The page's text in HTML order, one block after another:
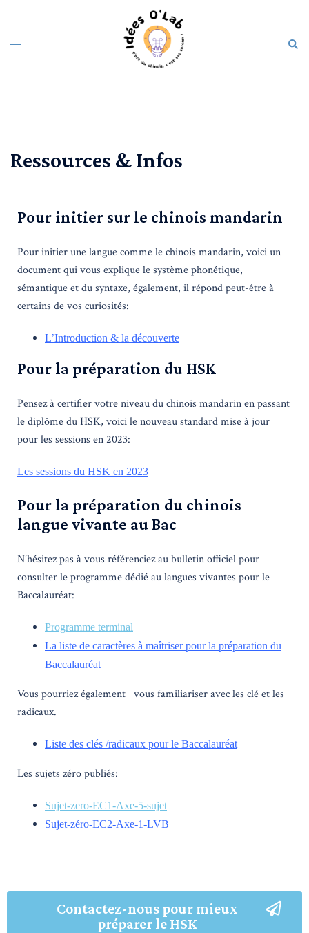
Ressources & Infos
Pour initier sur le chinois mandarin
Pour initier une langue comme le chinois mandarin, voici un
document qui vous explique le système phonétique,
sémantique et du syntaxe, également, il répond peut-être à
certains de vos curiosités:
L’Introduction & la découverte
Pour la préparation du HSK
Pensez à certifier votre niveau du chinois mandarin en passant
le diplôme du HSK, voici le nouveau standard mise à jour
pour les sessions en 2023:
Les sessions du HSK en 2023
Pour la préparation du chinois
langue vivante au Bac
N’hésitez pas à vous référenciez au bulletin officiel pour
consulter le programme dédié au langues vivantes pour le
Baccalauréat:
Programme terminal
La liste de caractères à maîtriser pour la préparation du
Baccalauréat
Vous pourriez également vous familiariser avec les clé et les
radicaux.
Liste des clés /radicaux pour le Baccalauréat
Les sujets zéro publiés:
Sujet-zero-EC1-Axe-5-sujet
Sujet-zéro-EC2-Axe-1-LVB
Contactez-nous pour mieux
préparer le HSK